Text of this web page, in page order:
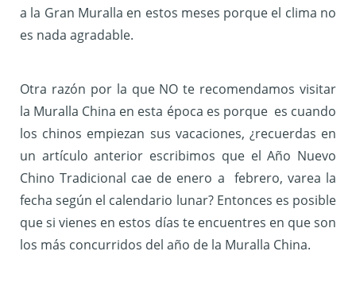
a la Gran Muralla en estos meses porque el clima no
es nada agradable.
Otra razón por la que NO te recomendamos visitar
la Muralla China en esta época es porque es cuando
los chinos empiezan sus vacaciones, ¿recuerdas en
un artículo anterior escribimos que el Año Nuevo
Chino Tradicional cae de enero a febrero, varea la
fecha según el calendario lunar? Entonces es posible
que si vienes en estos días te encuentres en que son
los más concurridos del año de la Muralla China.